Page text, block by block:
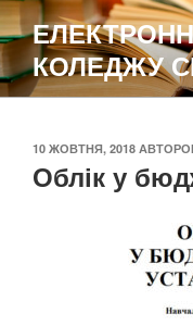
Перейти
до
вмістуКОЛЕДЖУ
ОПУБЛІКОВАНО
10 ЖОВТНЯ, 2018
Облік у